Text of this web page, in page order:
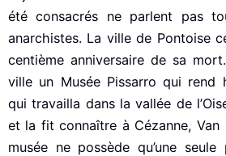
été consacrés ne parlent pas
anarchistes. La ville de Pontoise
centième anniversaire de sa
ville un Musée Pissarro qui rend
qui travailla dans la vallée de
et la fit connaître à Cézanne, Van
musée ne possède qu’une